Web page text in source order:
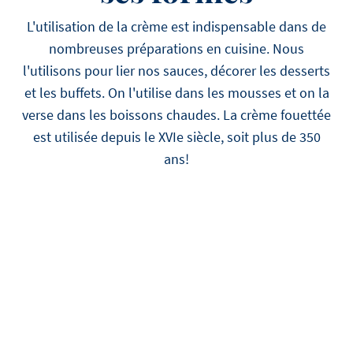
L'utilisation de la crème est indispensable dans de
nombreuses préparations en cuisine. Nous
l'utilisons pour lier nos sauces, décorer les desserts
et les buffets. On l'utilise dans les mousses et on la
verse dans les boissons chaudes. La crème fouettée
est utilisée depuis le XVIe siècle, soit plus de 350
ans!